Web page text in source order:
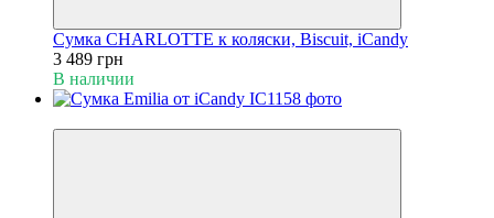
Сумка CHARLOTTE к коляски, Biscuit, iCandy
3 489 грн
В наличии